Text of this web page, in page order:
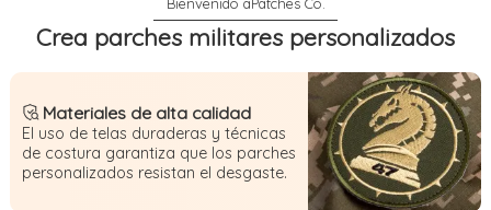
Crea parches militares personalizados
Materiales de alta calidad
El uso de telas duraderas y técnicas
de costura garantiza que los parches
personalizados resistan el desgaste.